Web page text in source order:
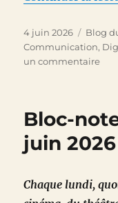
Publié
le
4 juin 2026 Blog
Communication,
un commentairesur
Bloc-
juin 2026
Chaque lundi,